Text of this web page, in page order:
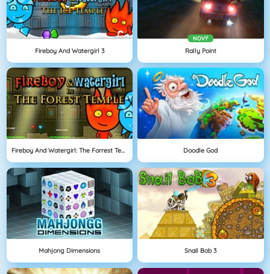
Fireboy And Watergirl 3
NOVÝ
Rally Point
Fireboy And Watergirl: The Forrest Temple Doodle God
Mahjong Dimensions Snail Bob 3